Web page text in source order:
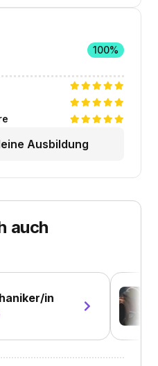
100%
Ausbildung
auch
in